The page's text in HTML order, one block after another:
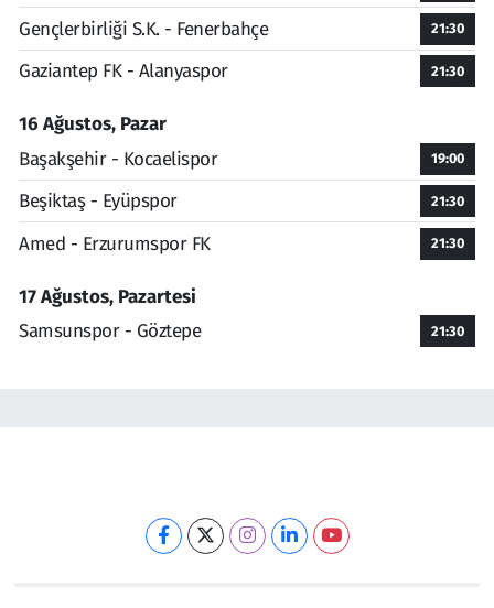
Gençlerbirliği S.K. - Fenerbahçe 21:30
Gaziantep FK - Alanyaspor 21:30
16 Ağustos, Pazar
Başakşehir - Kocaelispor
19:00
Beşiktaş - Eyüpspor 21:30
Amed - Erzurumspor FK 21:30
17 Ağustos, Pazartesi
Samsunspor - Göztepe
21:30